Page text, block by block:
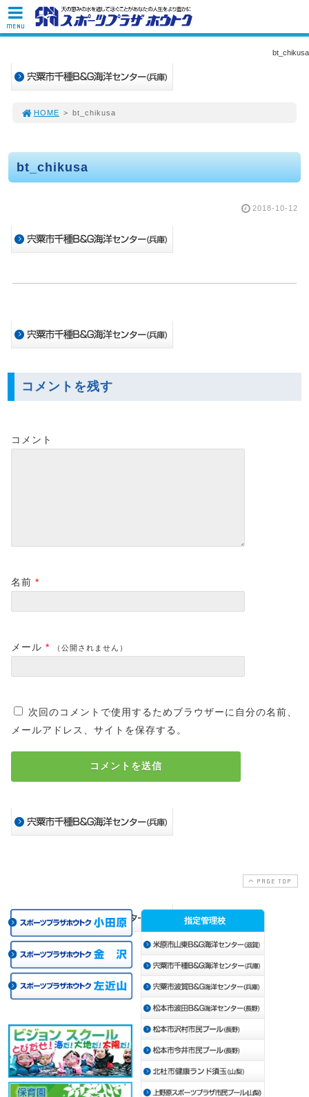
bt_chikusa
HOME > bt_chikusa
bt_chikusa
2018-10-12
コメントを残す
コメント
名前 *
メール * （公開されません）
次回のコメントで使用するためブラウザーに自分の名前、
メールアドレス、サイトを保存する。
PAGE TOP
指定管理校
MENU